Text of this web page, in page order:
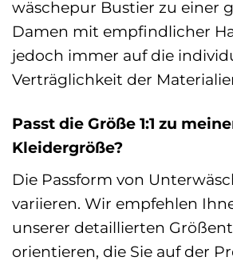
wäschepur Bustier zu einer
Damen mit empfindlicher
jedoch immer auf die
Verträglichkeit der
Passt die Größe 1:1 zu
Kleidergröße?
Die Passform von
variieren. Wir empfehlen
unserer detaillierten
orientieren, die Sie auf der